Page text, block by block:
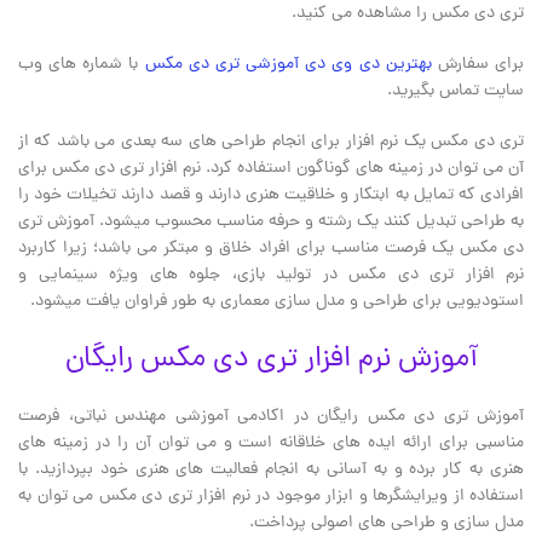
تری دی مکس را مشاهده می کنید.
برای سفارشبهترین دی وی دی آموزشی تری دی مکس با شماره های وب
سایت تماس بگیرید.
تری دی مکس یک نرم افزار برای انجام طراحی های سه بعدی می باشد که از
آن می توان در زمینه های گوناگون استفاده کرد. نرم افزار تری دی مکس برای
افرادی که تمایل به ابتکار و خلاقیت هنری دارند و قصد دارند تخیلات خود را
به طراحی تبدیل کنند یک رشته و حرفه مناسب محسوب میشود. آموزش تری
دی مکس یک فرصت مناسب برای افراد خلاق و مبتکر می باشد؛ زیرا کاربرد
نرم افزار تری دی مکس در تولید بازی، جلوه های ویژه سینمایی و
استودیویی برای طراحی و مدل سازی معماری به طور فراوان یافت میشود.
آموزش نرم افزار تری دی مکس رایگان
آموزش تری دی مکس رایگان در اکادمی آموزشی مهندس نباتی، فرصت
مناسبی برای ارائه ایده های خلاقانه است و می توان آن را در زمینه های
هنری به کار برده و به آسانی به انجام فعالیت های هنری خود بپردازید. با
استفاده از ویرایشگرها و ابزار موجود در نرم افزار تری دی مکس می توان به
مدل سازی و طراحی های اصولی پرداخت.